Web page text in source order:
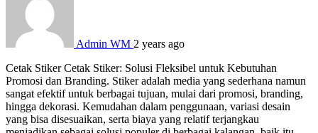
Admin WM 2 years ago
Cetak Stiker Cetak Stiker: Solusi Fleksibel untuk Kebutuhan
Promosi dan Branding. Stiker adalah media yang sederhana namun
sangat efektif untuk berbagai tujuan, mulai dari promosi, branding,
hingga dekorasi. Kemudahan dalam penggunaan, variasi desain
yang bisa disesuaikan, serta biaya yang relatif terjangkau